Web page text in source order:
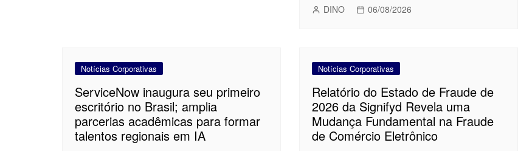
DINO 06/08/2026
Notícias Corporativas
ServiceNow inaugura seu primeiro
escritório no Brasil; amplia
parcerias acadêmicas para formar
talentos regionais em IA
Notícias Corporativas
Relatório do Estado de Fraude de
2026 da Signifyd Revela uma
Mudança Fundamental na Fraude
de Comércio Eletrônico